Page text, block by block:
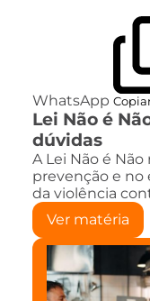
WhatsApp
Lei Não é
dúvidas
A Lei Não é
prevenção e
da violência
Ver matéria